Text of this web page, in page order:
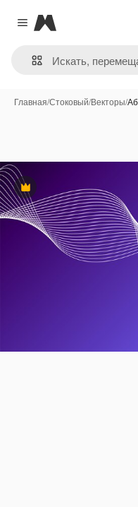
Close menu
Magnific
Главная/Стоковый/Векторы/
Премиум